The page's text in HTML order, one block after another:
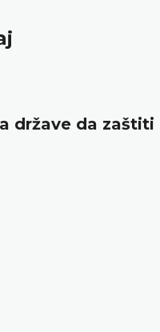
države da zaštiti